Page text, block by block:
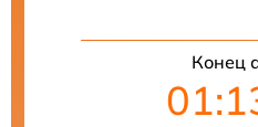
Конец